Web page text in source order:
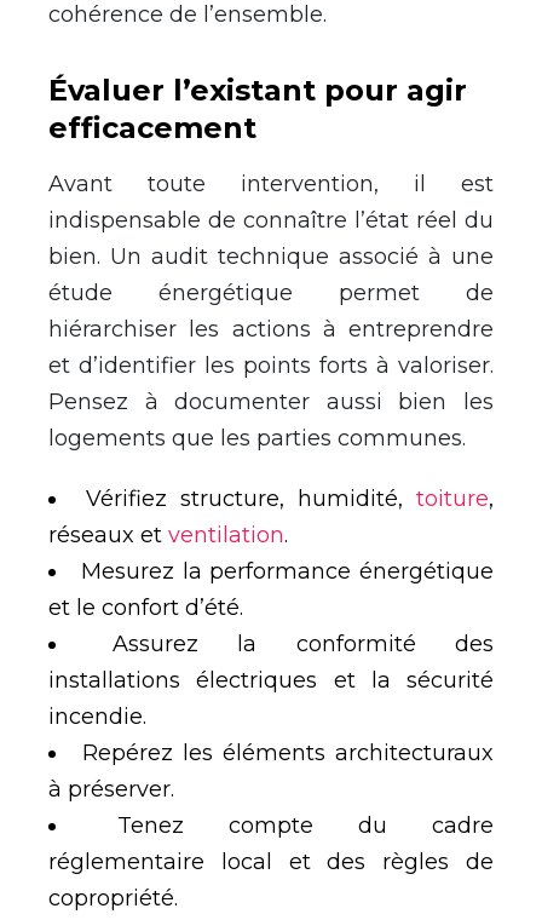
cohérence de l’ensemble.
Évaluer l’existant pour agir
efficacement
Avant toute intervention, il est
indispensable de connaître l’état réel du
bien. Un audit technique associé à une
étude énergétique permet de
hiérarchiser les actions à entreprendre
et d’identifier les points forts à valoriser.
Pensez à documenter aussi bien les
logements que les parties communes.
Vérifiez structure, humidité, toiture,
réseaux et ventilation.
Mesurez la performance énergétique
et le confort d’été.
Assurez la conformité des
installations électriques et la sécurité
incendie.
Repérez les éléments architecturaux
à préserver.
Tenez compte du cadre
réglementaire local et des règles de
copropriété.